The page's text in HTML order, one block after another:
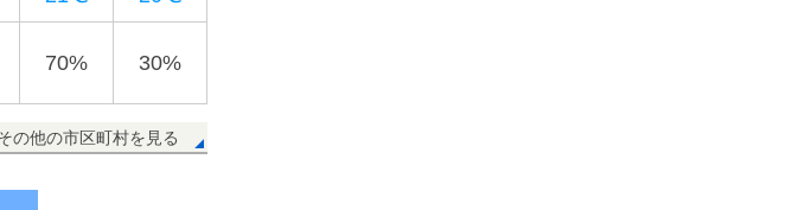
70% 30%
の他の市区町村を見る